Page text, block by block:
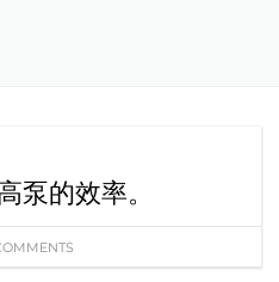
泵的效率。